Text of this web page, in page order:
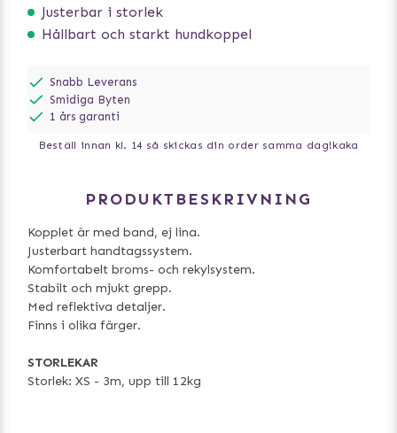
Justerbar i storlek
Hållbart och starkt hundkoppel
Snabb Leverans
Smidiga Byten
1 års garanti
Beställ innan kl. 14 så skickas din order samma dag!kaka
PRODUKTBESKRIVNING
Kopplet är med band, ej lina.
Justerbart handtagssystem.
Komfortabelt broms- och rekylsystem.
Stabilt och mjukt grepp.
Med reflektiva detaljer.
Finns i olika färger.
STORLEKAR
Storlek: XS - 3m, upp till 12kg